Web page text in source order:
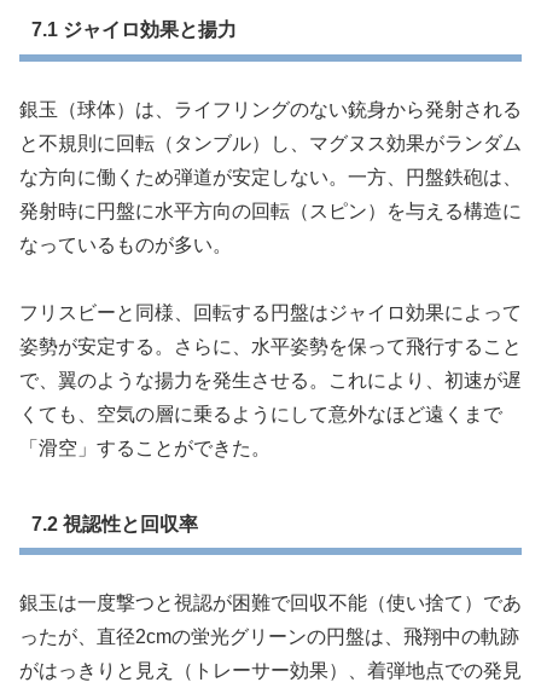
7.1 ジャイロ効果と揚力
銀玉（球体）は、ライフリングのない銃身から発射される
と不規則に回転（タンブル）し、マグヌス効果がランダム
な方向に働くため弾道が安定しない。一方、円盤鉄砲は、
発射時に円盤に水平方向の回転（スピン）を与える構造に
なっているものが多い。
フリスビーと同様、回転する円盤はジャイロ効果によって
姿勢が安定する。さらに、水平姿勢を保って飛行すること
で、翼のような揚力を発生させる。これにより、初速が遅
くても、空気の層に乗るようにして意外なほど遠くまで
「滑空」することができた。
7.2 視認性と回収率
銀玉は一度撃つと視認が困難で回収不能（使い捨て）であ
ったが、直径2cmの蛍光グリーンの円盤は、飛翔中の軌跡
がはっきりと見え（トレーサー効果）、着弾地点での発見